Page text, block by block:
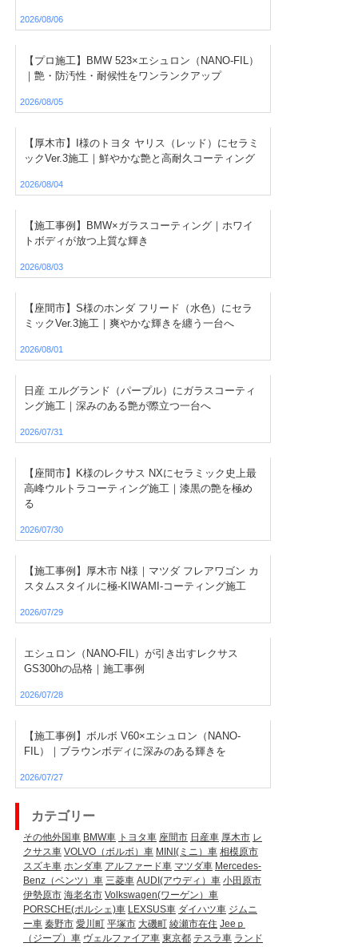
2026/08/06
【プロ施工】BMW 523×エシュロン（NANO-FIL）
｜艶・防汚性・耐候性をワンランクアップ
2026/08/05
【厚木市】I様のトヨタ ヤリス（レッド）にセラミ
ックVer.3施工｜鮮やかな艶と高耐久コーティング
2026/08/04
【施工事例】BMW×ガラスコーティング｜ホワイ
トボディが放つ上質な輝き
2026/08/03
【座間市】S様のホンダ フリード（水色）にセラ
ミックVer.3施工｜爽やかな輝きを纏う一台へ
2026/08/01
日産 エルグランド（パープル）にガラスコーティ
ング施工｜深みのある艶が際立つ一台へ
2026/07/31
【座間市】K様のレクサス NXにセラミック史上最
高峰ウルトラコーティング施工｜漆黒の艶を極め
る
2026/07/30
【施工事例】厚木市 N様｜マツダ フレアワゴン カ
スタムスタイルに極-KIWAMI-コーティング施工
2026/07/29
エシュロン（NANO-FIL）が引き出すレクサス
GS300hの品格｜施工事例
2026/07/28
【施工事例】ボルボ V60×エシュロン（NANO-
FIL）｜ブラウンボディに深みのある輝きを
2026/07/27
カテゴリー
その他外国車 BMW車 トヨタ車 座間市 日産車 厚木市 レ
クサス車 VOLVO（ボルボ）車 MINI(ミニ）車 相模原市
スズキ車 ホンダ車 アルファード車 マツダ車 Mercedes-
Benz（ベンツ）車 三菱車 AUDI(アウディ）車 小田原市
伊勢原市 海老名市 Volkswagen(ワーゲン）車
PORSCHE(ポルシェ)車 LEXSUS車 ダイハツ車 ジムニ
ー車 秦野市 愛川町 平塚市 大磯町 綾瀬市在住 Jeeｐ
（ジープ）車 ヴェルファイア車 東京都 テスラ車 ランド